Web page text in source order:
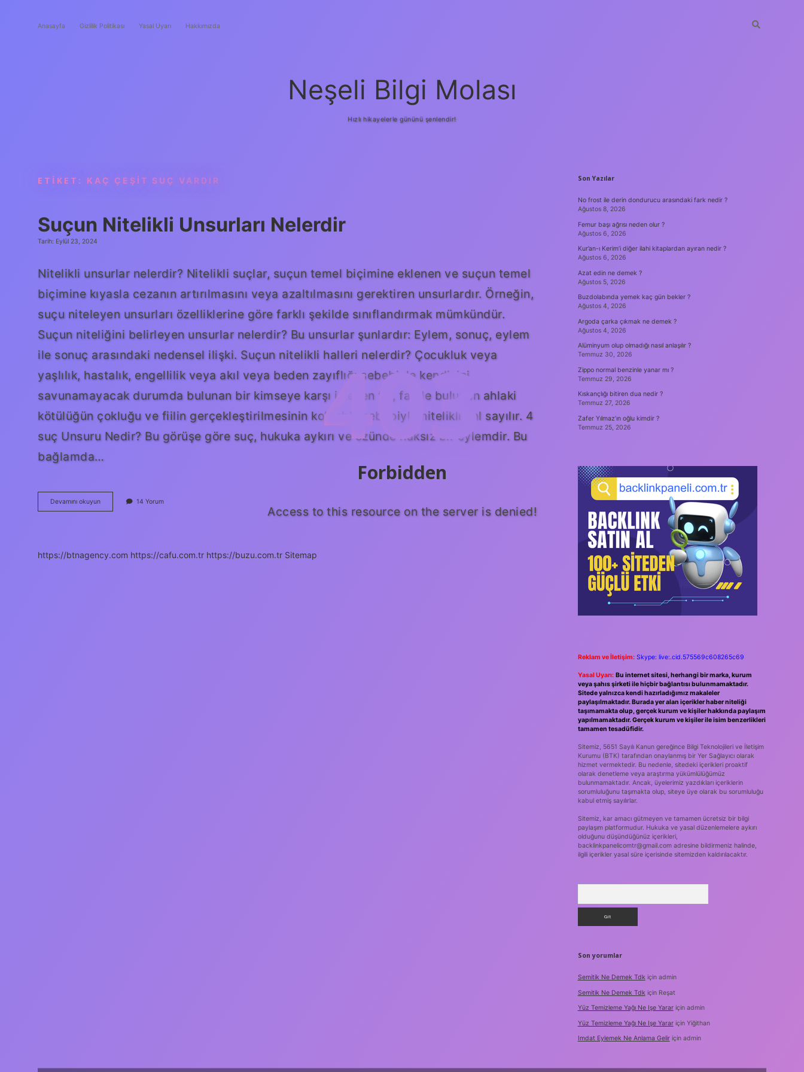
Anasayfa Gizlilik Politikası Yasal Uyarı Hakkımızda
Neşeli Bilgi Molası
Hızlı hikayelerle gününü şenlendir!
ETIKET: KAÇ ÇEŞIT SUÇ VARDIR
Suçun Nitelikli Unsurları Nelerdir
Tarih: Eylül 23, 2024
Nitelikli unsurlar nelerdir? Nitelikli suçlar, suçun temel biçimine eklenen ve suçun temel
biçimine kıyasla cezanın artırılmasını veya azaltılmasını gerektiren unsurlardır. Örneğin,
suçu niteleyen unsurları özelliklerine göre farklı şekilde sınıflandırmak mümkündür.
Suçun niteliğini belirleyen unsurlar nelerdir? Bu unsurlar şunlardır: Eylem, sonuç, eylem
ile sonuç arasındaki nedensel ilişki. Suçun nitelikli halleri nelerdir? Çocukluk veya
yaşlılık, hastalık, engellilik veya akıl veya beden zayıflığı sebebiyle kendisini
savunamayacak durumda bulunan bir kimseye karşı işlenen fiil, failde bulunan ahlaki
kötülüğün çokluğu ve fiilin gerçekleştirilmesinin kolaylığı sebebiyle nitelikli hal sayılır. 4
suç Unsuru Nedir? Bu görüşe göre suç, hukuka aykırı ve özünde haksız bir eylemdir. Bu
bağlamda…
Devamını okuyunSuçun
Nitelikli
14 Yorum
https://btnagency.com https://cafu.com.tr https://buzu.com.tr Sitemap
SIDEBAR
Son Yazılar
No frost ile derin dondurucu arasındaki fark nedir ?
Ağustos 8, 2026
Femur başı ağrısı neden olur ?
Ağustos 6, 2026
Kur’an-ı Kerim’i diğer ilahi kitaplardan ayıran nedir ?
Ağustos 6, 2026
Azat edin ne demek ?
Ağustos 5, 2026
Buzdolabında yemek kaç gün bekler ?
Ağustos 4, 2026
Argoda çarka çıkmak ne demek ?
Ağustos 4, 2026
Alüminyum olup olmadığı nasıl anlaşılır ?
Temmuz 30, 2026
Zippo normal benzinle yanar mı ?
Temmuz 29, 2026
Kıskançlığı bitiren dua nedir ?
Temmuz 27, 2026
Zafer Yılmaz’ın oğlu kimdir ?
Temmuz 25, 2026
Reklam ve İletişim: Skype: live:.cid.575569c608265c69
Yasal Uyarı: Bu internet sitesi, herhangi bir marka, kurum
veya şahıs şirketi ile hiçbir bağlantısı bulunmamaktadır.
Sitede yalnızca kendi hazırladığımız makaleler
paylaşılmaktadır. Burada yer alan içerikler haber niteliği
taşımamakta olup, gerçek kurum ve kişiler hakkında paylaşım
yapılmamaktadır. Gerçek kurum ve kişiler ile isim benzerlikleri
tamamen tesadüfidir.
Sitemiz, 5651 Sayılı Kanun gereğince Bilgi Teknolojileri ve İletişim
Kurumu (BTK) tarafından onaylanmış bir Yer Sağlayıcı olarak
hizmet vermektedir. Bu nedenle, sitedeki içerikleri proaktif
olarak denetleme veya araştırma yükümlülüğümüz
bulunmamaktadır. Ancak, üyelerimiz yazdıkları içeriklerin
sorumluluğunu taşımakta olup, siteye üye olarak bu sorumluluğu
kabul etmiş sayılırlar.
Sitemiz, kar amacı gütmeyen ve tamamen ücretsiz bir bilgi
paylaşım platformudur. Hukuka ve yasal düzenlemelere aykırı
olduğunu düşündüğünüz içerikleri,
backlinkpanelicomtr@gmail.comadresine bildirmeniz halinde,
ilgili içerikler yasal süre içerisinde sitemizden kaldırılacaktır.
Son yorumlar
Semitik Ne Demek Tdkiçin admin
Semitik Ne Demek Tdk için Reşat
Yüz Temizleme Yağı Ne Işe Yarariçin admin
Yüz Temizleme Yağı Ne Işe Yarariçin Yiğithan
Imdat Eylemek Ne Anlama Geliriçin admin
403
Forbidden
Access to this resource on the server is denied!